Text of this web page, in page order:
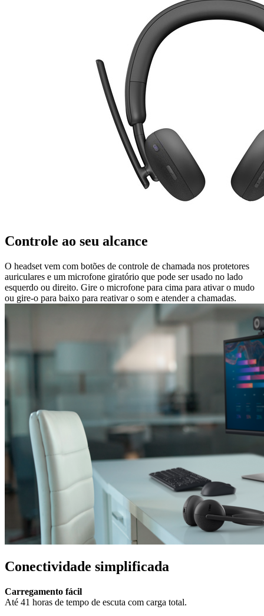
Controle ao seu alcance
O headset vem com botões de controle de chamada nos protetores
auriculares e um microfone giratório que pode ser usado no lado
esquerdo ou direito. Gire o microfone para cima para ativar o mudo
ou gire-o para baixo para reativar o som e atender a chamadas.
Conectividade simplificada
Carregamento fácil
Até 41 horas de tempo de escuta com carga total.